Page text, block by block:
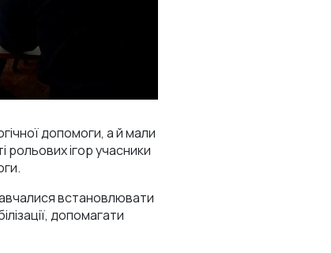
допомоги, а й мали
рольових ігор учасники
встановлювати
допомагати